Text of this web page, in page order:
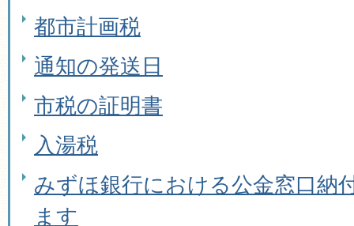
都市計画税
通知の発送日
市税の証明書
入湯税
みずほ銀行における公金窓口納
ます